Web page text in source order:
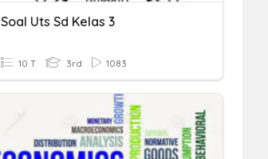
Soal Uts Sd Kelas 3
10 T 3rd 1083